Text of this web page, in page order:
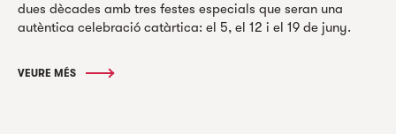
dues dècades amb tres festes especials que seran una
autèntica celebració catàrtica: el 5, el 12 i el 19 de juny.
VEURE MÉS